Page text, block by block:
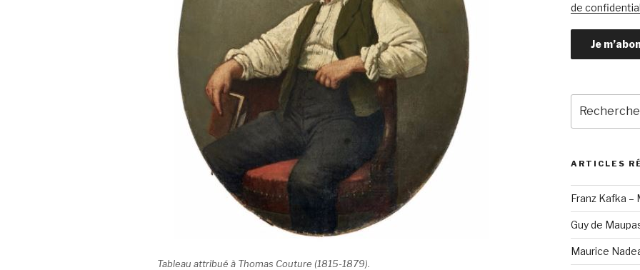
Tableau attribué à Thomas Couture (1815-1879).
de
pour
:
ARTICLES
Franz Kafka –
Guy de
Maurice